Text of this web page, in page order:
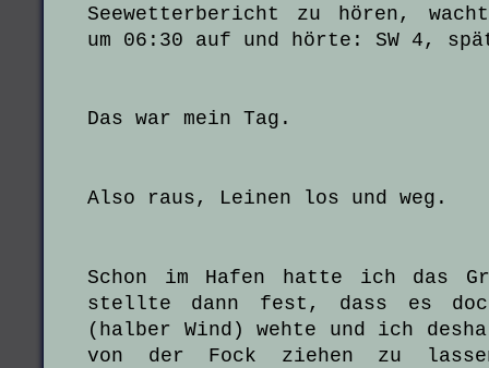
Seewetterbericht zu hören,
um 06:30 auf und hörte: SW 4,
Das war mein Tag.
Also raus, Leinen los und weg.
Schon im Hafen hatte ich das
stellte dann fest, dass es
(halber Wind) wehte und ich
von der Fock ziehen zu